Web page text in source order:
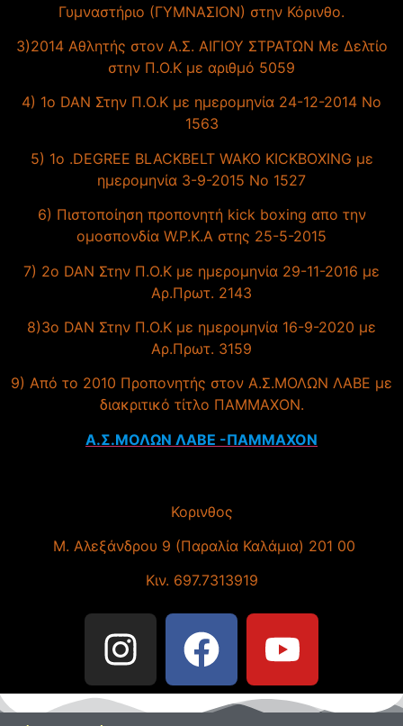
Γυμναστήριο (ΓΥΜΝΑΣΙΟΝ) στην Κόρινθο.
3)2014 Αθλητής στον Α.Σ. ΑΙΓΙΟΥ ΣΤΡΑΤΩΝ Με Δελτίο
στην Π.Ο.Κ με αριθμό 5059
4) 1ο DAN Στην Π.Ο.Κ με ημερομηνία 24-12-2014 Νο
1563
5) 1ο .DEGREE BLACKBELT WAKO KICKBOXING με
ημερομηνία 3-9-2015 Νο 1527
6) Πιστοποίηση προπονητή kick boxing απο την
ομοσπονδία W.P.K.A στης 25-5-2015
7) 2ο DAN Στην Π.Ο.Κ με ημερομηνία 29-11-2016 με
Αρ.Πρωτ. 2143
8)3ο DAN Στην Π.Ο.Κ με ημερομηνία 16-9-2020 με
Αρ.Πρωτ. 3159
9) Από το 2010 Προπονητής στον Α.Σ.ΜΟΛΩΝ ΛΑΒΕ με
διακριτικό τίτλο ΠΑΜΜΑΧΟΝ.
Α.Σ.ΜΟΛΩΝ ΛΑΒΕ -ΠΑΜΜΑΧΟΝ
Κορινθος
Μ. Αλεξάνδρου 9 (Παραλία Καλάμια) 201 00
Κιν. 697.7313919